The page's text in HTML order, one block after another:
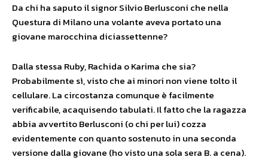
Da chi ha saputo il signor Silvio Berlusconi che nella
Questura di Milano una volante aveva portato una
giovane marocchina diciassettenne?
Dalla stessa Ruby, Rachida o Karima che sia?
Probabilmente sì, visto che ai minori non viene tolto il
cellulare. La circostanza comunque è facilmente
verificabile, acaquisendo tabulati. Il fatto che la ragazza
abbia avvertito Berlusconi (o chi per lui) cozza
evidentemente con quanto sostenuto in una seconda
versione dalla giovane (ho visto una sola sera B. a cena).